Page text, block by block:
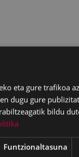
eta gure trafikoa
dugu gure
bildu
Funtzionaltasuna